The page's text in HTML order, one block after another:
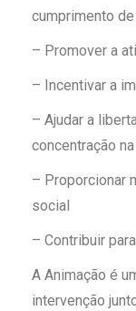
cumprimento
– Promover a
– Incentivar a
– Ajudar a
concentração
– Proporcionar
social
– Contribuir
A Animação é
intervenção